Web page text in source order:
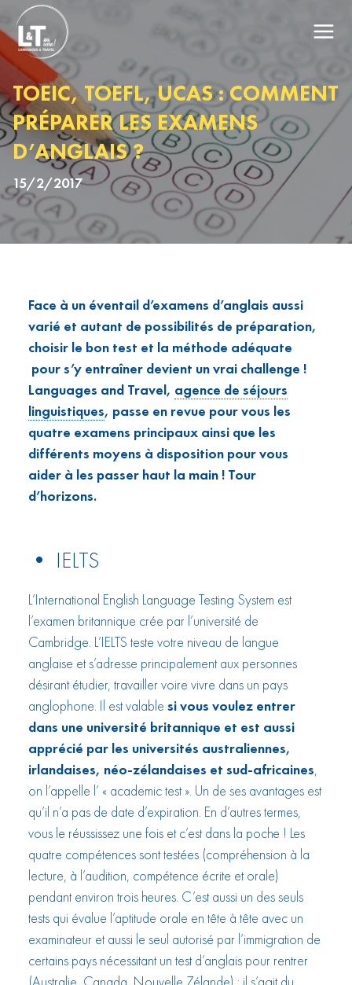
TOEIC, TOEFL, UCAS : COMMENT
PRÉPARER LES EXAMENS
D’ANGLAIS ?
15/2/2017
Face à un éventail d’examens d’anglais aussi
varié et autant de possibilités de préparation,
choisir le bon test et la méthode adéquate
pour s’y entraîner devient un vrai challenge !
Languages and Travel, agence de séjours
linguistiques, passe en revue pour vous les
quatre examens principaux ainsi que les
différents moyens à disposition pour vous
aider à les passer haut la main ! Tour
d’horizons.
• IELTS
L’International English Language Testing System est
l’examen britannique crée par l’université de
Cambridge. L’IELTS teste votre niveau de langue
anglaise et s’adresse principalement aux personnes
désirant étudier, travailler voire vivre dans un pays
anglophone. Il est valable si vous voulez entrer
dans une université britannique et est aussi
apprécié par les universités australiennes,
irlandaises, néo-zélandaises et sud-africaines,
on l’appelle l’ « academic test ». Un de ses avantages est
qu’il n’a pas de date d’expiration. En d’autres termes,
vous le réussissez une fois et c’est dans la poche ! Les
quatre compétences sont testées (compréhension à la
lecture, à l’audition, compétence écrite et orale)
pendant environ trois heures. C’est aussi un des seuls
tests qui évalue l’aptitude orale en tête à tête avec un
examinateur et aussi le seul autorisé par l’immigration de
certains pays nécessitant un test d’anglais pour rentrer